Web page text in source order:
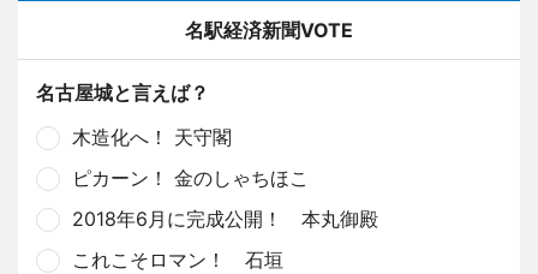
名駅経済新聞VOTE
名古屋城と言えば？
木造化へ！ 天守閣
ピカーン！ 金のしゃちほこ
2018年6月に完成公開！ 本丸御殿
これこそロマン！ 石垣